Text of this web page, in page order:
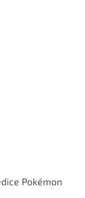
Pokémon